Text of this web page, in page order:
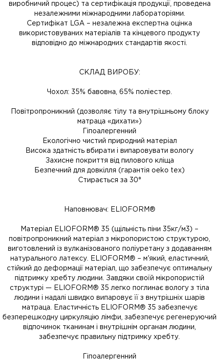
виробничий процес) та сертифікація продукції, проведена
незалежними міжнародними лабораторіями.
Сертифікат LGA – незалежна експертна оцінка
використовуваних матеріалів та кінцевого продукту
відповідно до міжнародних стандартів якості.
СКЛАД ВИРОБУ:
Чохол: 35% бавовна, 65% поліестер.
Повітропроникний (дозволяє тілу та внутрішньому блоку
матраца «дихати»)
Гіпоалергенний
Екологічно чистий природний матеріал
Висока здатність вбирати і випаровувати вологу
Захисне покриття від пилового кліща
Безпечний для довкілля (гарантія oeko tex)
Стирається за 30°
Наповнювач: ELIOFORM®
Матеріал ELIOFORM® 35 (щільність піни 35кг/м3) –
повітропроникний матеріал з мікропористою структурою,
виготовлений із вулканізованого поліуретану з додаванням
натурального латексу. ELIOFORM® – м'який, еластичний,
стійкий до деформації матеріал, що забезпечує оптимальну
підтримку хребту людини. Завдяки своїй мікропористій
структурі — ELIOFORM® 35 легко поглинає вологу з тіла
людини і надалі швидко випаровує її з внутрішніх шарів
матраца. Еластичність ELIOFORM® 35 забезпечує
безперешкодну циркуляцію лімфи, забезпечує регенеруючий
відпочинок тканинам і внутрішнім органам людини,
забезпечує правильну підтримку хребту.
Гіпоалергенний